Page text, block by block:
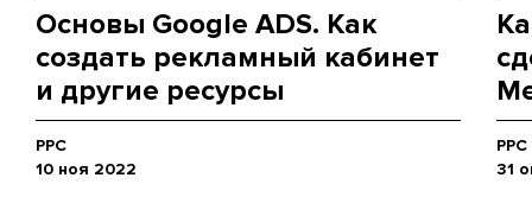
Основы Google ADS. Как
создать рекламный кабинет
и другие ресурсы
PPC
10 ноя 2022
PPC
31